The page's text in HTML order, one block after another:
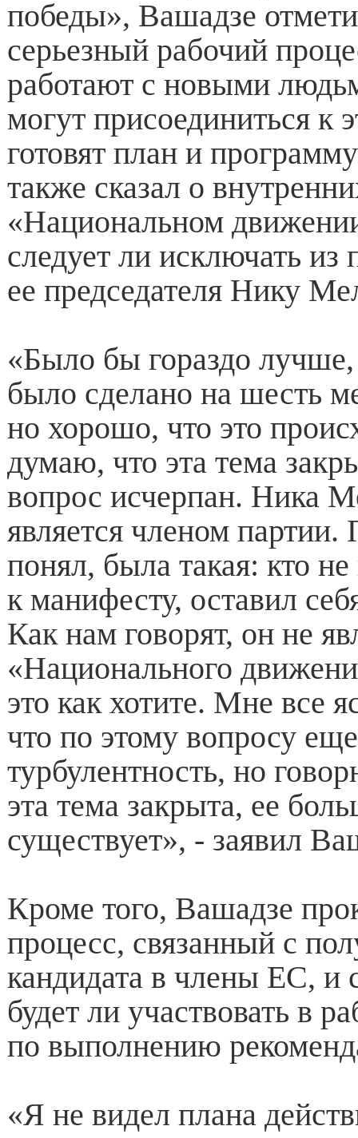
победы», Вашадзе
серьезный рабочий
работают с новыми
могут присоединиться к
готовят план и
также сказал о
«Национальном
следует ли исключать
ее председателя Нику
«Было бы гораздо
было сделано на шесть
но хорошо, что это
думаю, что эта тема
вопрос исчерпан. Ника
является членом партии.
понял, была такая: кто
к манифесту, оставил
Как нам говорят, он не
«Национального
это как хотите. Мне все
что по этому вопросу
турбулентность, но
эта тема закрыта, ее
существует», - заявил
Кроме того, Вашадзе
процесс, связанный с
кандидата в члены ЕС, и
будет ли участвовать в
по выполнению
«Я не видел плана